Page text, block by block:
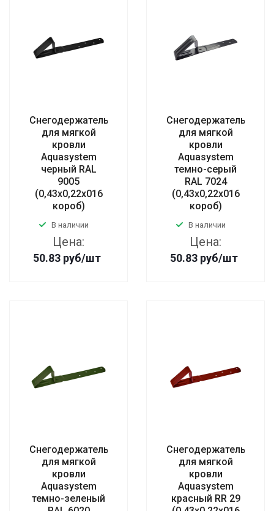
Снегодержатель
для мягкой
кровли
Aquasystem
черный RAL
9005
(0,43х0,22х016
короб)
В наличии
Цена:
50.83 руб/шт
Снегодержатель
для мягкой
кровли
Aquasystem
темно-серый
RAL 7024
(0,43х0,22х016
короб)
В наличии
Цена:
50.83 руб/шт
Снегодержатель
для мягкой
кровли
Aquasystem
темно-зеленый
Снегодержатель
для мягкой
кровли
Aquasystem
красный RR 29